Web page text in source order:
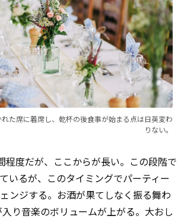
た席に着席し、乾杯の後食事が始まる点は日英変わ
りない。
程度だが、ここからが長い。この段階で
いるが、このタイミングでパーティー
ンジする。お酒が果てしなく振る舞わ
り音楽のボリュームが上がる。大おし